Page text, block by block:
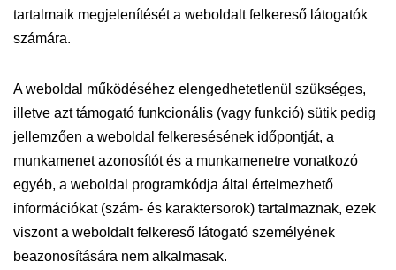
tartalmaik megjelenítését a weboldalt felkereső látogatók
számára.
A weboldal működéséhez elengedhetetlenül szükséges,
illetve azt támogató funkcionális (vagy funkció) sütik pedig
jellemzően a weboldal felkeresésének időpontját, a
munkamenet azonosítót és a munkamenetre vonatkozó
egyéb, a weboldal programkódja által értelmezhető
információkat (szám- és karaktersorok) tartalmaznak, ezek
viszont a weboldalt felkereső látogató személyének
beazonosítására nem alkalmasak.